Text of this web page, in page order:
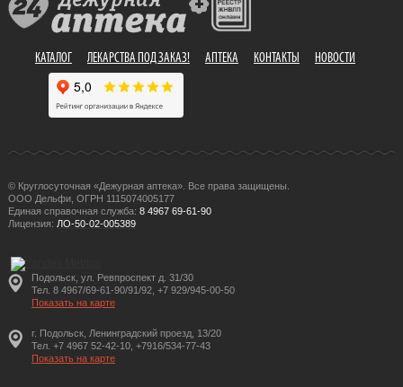
КАТАЛОГ ЛЕКАРСТВА ПОД ЗАКАЗ! АПТЕКА КОНТАКТЫ НОВОСТИ
© Круглосуточная «Дежурная аптека». Все права защищены.
ООО Дельфи, ОГРН 1115074005177
Единая справочная служба: 8 4967 69-61-90
Лицензия: ЛО-50-02-005389
Подольск, ул. Ревпроспект д. 31/30
Тел. 8 4967/69-61-90/91/92, +7 929/945-00-50
Показать на карте
г. Подольск, Ленинградский проезд, 13/20
Тел. +7 4967 52-42-10, +7916/534-77-43
Показать на карте